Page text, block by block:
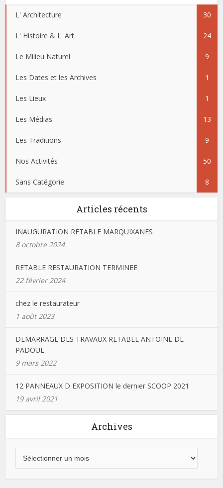
L' Architecture 30
L' Histoire & L' Art 24
Le Milieu Naturel 9
Les Dates et les Archives 1
Les Lieux 1
Les Médias 13
Les Traditions 9
Nos Activités 50
Sans Catégorie 8
Articles récents
INAUGURATION RETABLE MARQUIXANES
8 octobre 2024
RETABLE RESTAURATION TERMINEE
22 février 2024
chez le restaurateur
1 août 2023
DEMARRAGE DES TRAVAUX RETABLE ANTOINE DE
PADOUE
9 mars 2022
12 PANNEAUX D EXPOSITION le dernier SCOOP 2021
19 avril 2021
Archives